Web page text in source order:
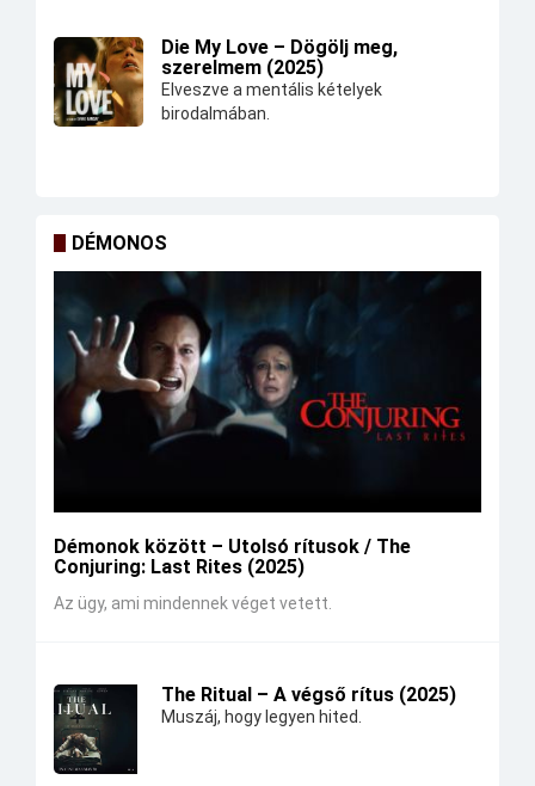
Die My Love – Dögölj meg,
szerelmem (2025)
Elveszve a mentális kételyek
birodalmában.
DÉMONOS
Démonok között – Utolsó rítusok / The
Conjuring: Last Rites (2025)
Az ügy, ami mindennek véget vetett.
The Ritual – A végső rítus (2025)
Muszáj, hogy legyen hited.